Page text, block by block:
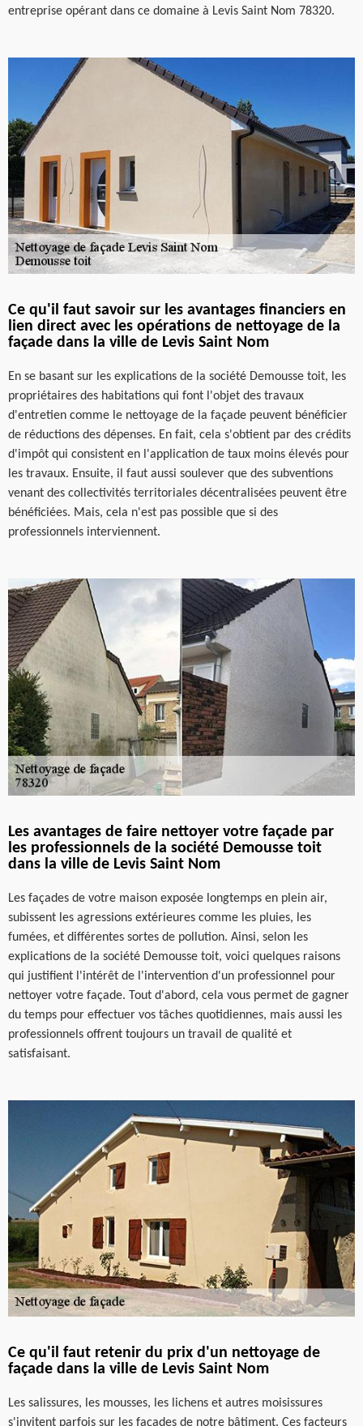
entreprise opérant dans ce domaine à Levis Saint Nom 78320.
Ce qu'il faut savoir sur les avantages financiers en
lien direct avec les opérations de nettoyage de la
façade dans la ville de Levis Saint Nom
En se basant sur les explications de la société Demousse toit, les
propriétaires des habitations qui font l'objet des travaux
d'entretien comme le nettoyage de la façade peuvent bénéficier
de réductions des dépenses. En fait, cela s'obtient par des crédits
d'impôt qui consistent en l'application de taux moins élevés pour
les travaux. Ensuite, il faut aussi soulever que des subventions
venant des collectivités territoriales décentralisées peuvent être
bénéficiées. Mais, cela n'est pas possible que si des
professionnels interviennent.
Les avantages de faire nettoyer votre façade par
les professionnels de la société Demousse toit
dans la ville de Levis Saint Nom
Les façades de votre maison exposée longtemps en plein air,
subissent les agressions extérieures comme les pluies, les
fumées, et différentes sortes de pollution. Ainsi, selon les
explications de la société Demousse toit, voici quelques raisons
qui justifient l'intérêt de l'intervention d'un professionnel pour
nettoyer votre façade. Tout d'abord, cela vous permet de gagner
du temps pour effectuer vos tâches quotidiennes, mais aussi les
professionnels offrent toujours un travail de qualité et
satisfaisant.
Ce qu'il faut retenir du prix d'un nettoyage de
façade dans la ville de Levis Saint Nom
Les salissures, les mousses, les lichens et autres moisissures
s'invitent parfois sur les façades de notre bâtiment. Ces facteurs